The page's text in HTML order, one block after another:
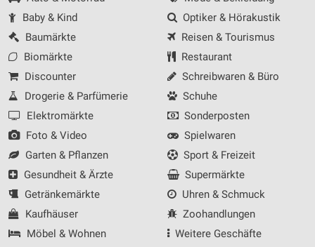
Baby & Kind
Baumärkte
Biomärkte
Discounter
Drogerie & Parfümerie
Elektromärkte
Foto & Video
Garten & Pflanzen
Gesundheit & Ärzte
Getränkemärkte
Kaufhäuser
Möbel & Wohnen
Optiker & Hörakustik
Reisen & Tourismus
Restaurant
Schreibwaren & Büro
Schuhe
Sonderposten
Spielwaren
Sport & Freizeit
Supermärkte
Uhren & Schmuck
Zoohandlungen
Weitere Geschäfte